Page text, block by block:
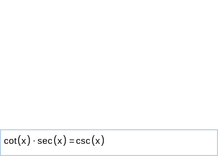
cot(x) · sec(x) =csc(x)